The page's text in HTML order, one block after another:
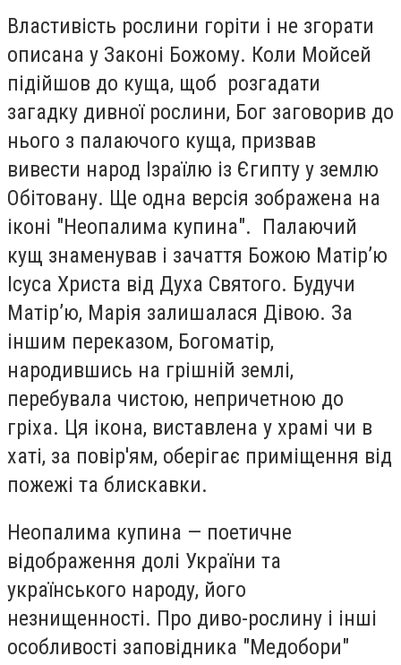
Властивість рослини горіти і не згорати
описана у Законі Божому. Коли Мойсей
підійшов до куща, щоб розгадати
загадку дивної рослини, Бог заговорив до
нього з палаючого куща, призвав
вивести народ Ізраїлю із Єгипту у землю
Обітовану. Ще одна версія зображена на
іконі "Неопалима купина". Палаючий
кущ знаменував і зачаття Божою Матір’ю
Ісуса Христа від Духа Святого. Будучи
Матір’ю, Марія залишалася Дівою. За
іншим переказом, Богоматір,
народившись на грішній землі,
перебувала чистою, непричетною до
гріха. Ця ікона, виставлена у храмі чи в
хаті, за повір'ям, оберігає приміщення від
пожежі та блискавки.
Неопалима купина — поетичне
відображення долі України та
українського народу, його
незнищенності. Про диво-рослину і інші
особливості заповідника "Медобори"